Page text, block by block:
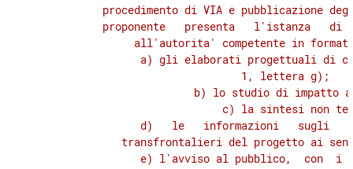
procedimento di VIA e pubblicazione
proponente   presenta   l'istanza   di
all'autorita' competente in
a) gli elaborati progettuali di
          1, lettera g);
b) lo studio di impatto
c) la sintesi non
d)   le   informazioni   sugli
transfrontalieri del progetto ai
e) l'avviso al pubblico,  con  i